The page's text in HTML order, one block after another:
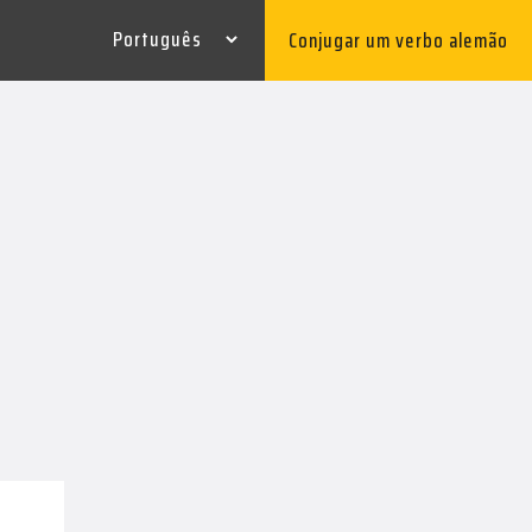
Conjugar um verbo alemão